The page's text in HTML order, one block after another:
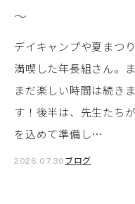
～
デイキャンプや夏まつ
満喫した年長組さん。
まだ楽しい時間は続きま
す！後半は、先生たち
を込めて準備し…
2026.07.30 ブログ